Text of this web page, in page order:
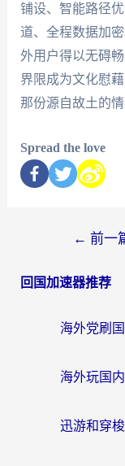
铺设、智能路径
道、全程数据加
外用户得以无碍
界限成为文化慰
那份源自故土的情
Spread the love
← 前一
回国加速器推荐